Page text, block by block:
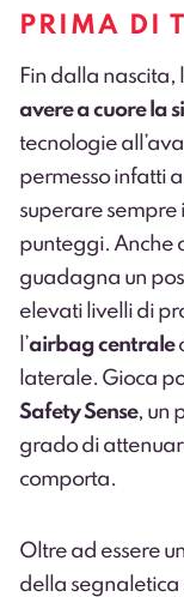
PRIMA DI
Fin dalla nascita,
avere a cuore la
tecnologie
permesso infatti
superare sempre
punteggi. Anche
guadagna un
elevati livelli di
l’airbag centrale
laterale. Gioca
Safety Sense, un
grado di
comporta.
Oltre ad essere
della segnaletica